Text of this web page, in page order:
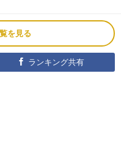
を見る
ランキング共有